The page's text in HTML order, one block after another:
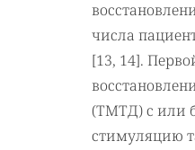
числа
[13, 14].
(ТМТД) с или
стимуляцию